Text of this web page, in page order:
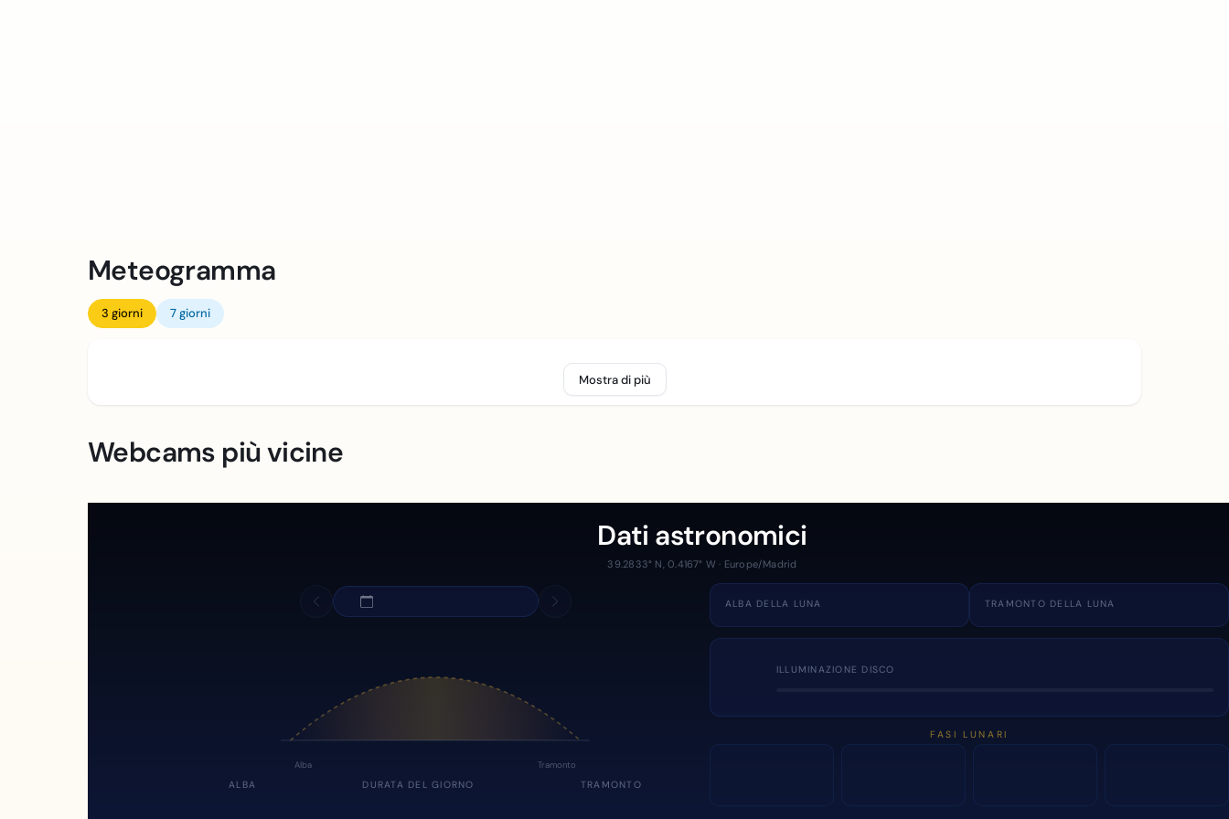
Meteogramma
3 giorni 7 giorni
Mostra di più
Webcams più vicine
Dati astronomici
39.2833° N, 0.4167° W · Europe/Madrid
Alba Tramonto
ALBA DURATA DEL GIORNO TRAMONTO
ALBA DELLA LUNA TRAMONTO DELLA LUNA
ILLUMINAZIONE DISCO
FASI LUNARI